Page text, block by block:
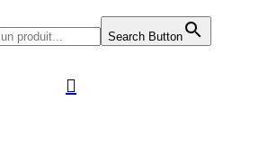
Search Button
